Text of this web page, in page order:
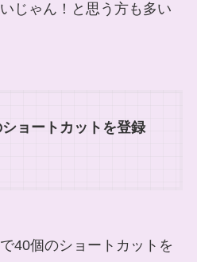
じゃん！と思う方も多い
ョートカットを登録
40個のショートカットを